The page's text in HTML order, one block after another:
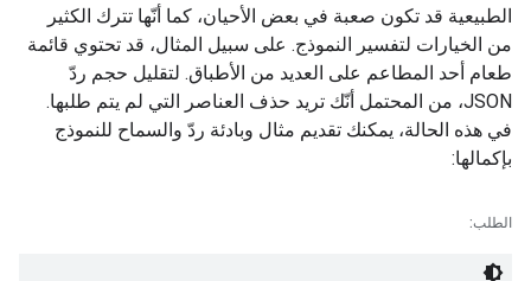
الطبيعية قد تكون صعبة في بعض الأحيان، كما أنّها تترك الكثير
من الخيارات لتفسير النموذج. على سبيل المثال، قد تحتوي قائمة
طعام أحد المطاعم على العديد من الأطباق. لتقليل حجم ردّ
JSON، من المحتمل أنّك تريد حذف العناصر التي لم يتم طلبها.
في هذه الحالة، يمكنك تقديم مثال وبادئة ردّ والسماح للنموذج
بإكمالها:
الطلب: